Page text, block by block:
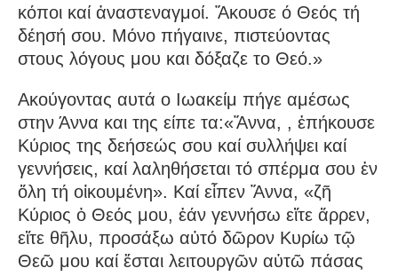
κόποι καί ἀναστεναγμοί. Ἄκουσε ό Θεός τή
δέησή σου. Μόνο πήγαινε, πιστεύοντας
στους λόγους μου και δόξαζε το Θεό.»
Ακούγοντας αυτά ο Ιωακείμ πήγε αμέσως
στην Άννα και της είπε τα:«Ἄννα, , ἐπήκουσε
Κύριος της δεήσεώς σου καί συλλήψει καί
γεννήσεις, καί λαληθήσεται τό σπέρμα σου ἐν
ὅλη τή οἰκουμένη». Καί εἶπεν Ἄννα, «ζῆ
Κύριος ὁ Θεός μου, ἐάν γεννήσω εἴτε ἄρρεν,
εἴτε θῆλυ, προσάξω αὐτό δῶρον Κυρίω τῷ
Θεῶ μου καί ἔσται λειτουργῶν αὐτῶ πάσας